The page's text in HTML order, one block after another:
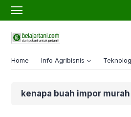
Home Info Agribisnis
kenapa buah impor murah